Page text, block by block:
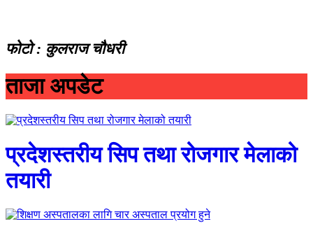
फोटो : कुलराज चौधरी
ताजा अपडेट
प्रदेशस्तरीय सिप तथा रोजगार मेलाको
तयारी